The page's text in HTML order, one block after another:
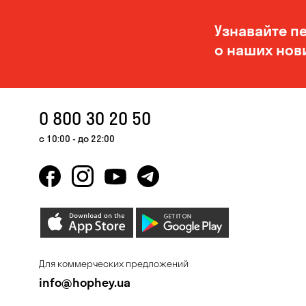
Узнавайте
о наших
0 800 30 20 50
с 10:00 - до 22:00
Для коммерческих предложений
info@hophey.ua